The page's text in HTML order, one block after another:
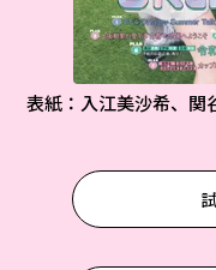
表紙：入江美沙希、関